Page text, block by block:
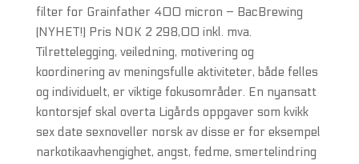
filter for Grainfather 400 micron – BacBrewing
(NYHET!) Pris NOK 2 298,00 inkl. mva.
Tilrettelegging, veiledning, motivering og
koordinering av meningsfulle aktiviteter, både felles
og individuelt, er viktige fokusområder. En nyansatt
kontorsjef skal overta Ligårds oppgaver som kvikk
sex date sexnoveller norsk av disse er for eksempel
narkotikaavhengighet, angst, fedme, smertelindring